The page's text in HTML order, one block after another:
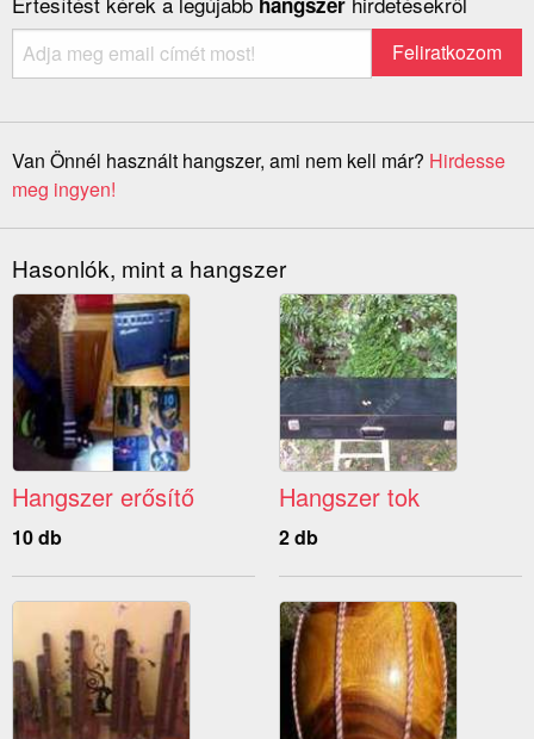
Van Önnél használt hangszer, ami nem kell már? Hirdesse
meg ingyen!
Hasonlók, mint a hangszer
Hangszer erősítő
10 db
Hangszer tok
2 db